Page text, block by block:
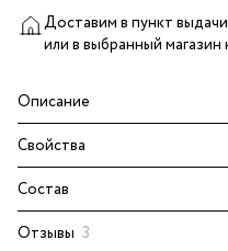
Доставим в пункт
или в выбранный магазин
Описание
Свойства
Состав
Отзывы 3